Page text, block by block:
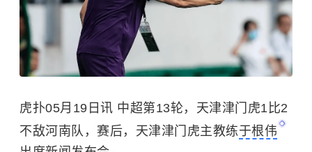
虎扑05月19日讯 中超第13轮，天津津门虎1比2
不敌河南队，赛后，天津津门虎主教练于根伟